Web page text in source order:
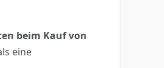
beim Kauf von
eine